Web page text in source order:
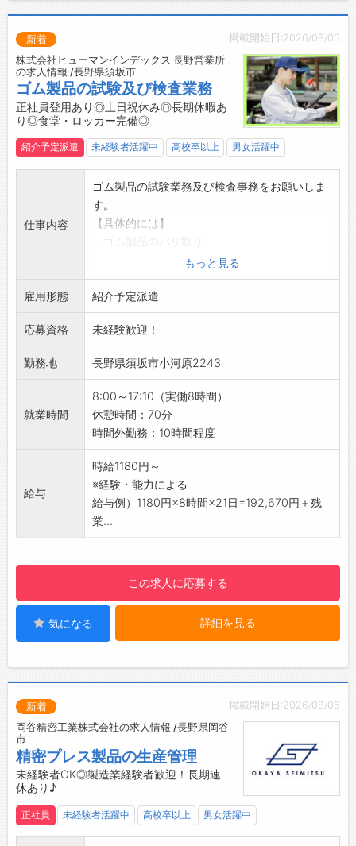
◎社員食堂の利用が可能！日替わりランチが食
☆
◆時間単位年休制度あり！
有給休暇は1時間分、2時間分と時間単位でも取
得できます◎
☆----------------------------------------
☆
勤務実績に応じて、給与前払いが可能です◎
簡単申請！簡単受取！日払い即日払い対応！
☆----------------------------------------
◆ご不明点はいつでもご相談ください！
登録はご自宅からお電話で可能です◎
☆----------------------------------------
◆職場見学可能！自分が働くイメージができま
す。
みなさまのご応募を心よりお待ちしております
＾＾
☆----------------------------------------
☆
掲載開始日:2026/08/05
新着
株式会社ヒューマンインデックス 長野営業所
の求人情報 /長野県須坂市
ゴム製品の試験及び検査業務
正社員登用あり◎土日祝休み◎長期休暇あ
り◎食堂・ロッカー完備◎
紹介予定派遣 未経験者活躍中 高校卒以上 男女活躍中
仕事内容
ゴム製品の試験業務及び検査事務をお願いしま
す。
【具体的には】
・試験器具にゴム製品をセット
・自動測定された結果をノートに記入
・試験結果をパソコンに打ち込む※立ち作業に
なります。
【研修制度・ステップアップ】
・最初の期間は、教育担当の方がしっかり教え
てくれます＾＾
【職場の雰囲気】
・とても温かい職場で、上司の方が定期的に面
談をしてくれます♪
【年間休日120日＆土日休み＆長期休暇あり♪】
・仕事とプライベートの両立がしやすく、充実
した休日を過ごすことができます◎
【社内設備】
・お弁当の注文ができるので、早起きしてお弁
当を作る時間が要りません＾＾
・上下制服、帽子着用で作業していただきます
新工場2026年5月完成！きれいな食堂や休憩ス
☆----------------------------------------
☆
◆給与前払い制度あり！
簡単申請！簡単受取！日払い即日払い対応！
☆----------------------------------------
もっと見る
雇用形態 紹介予定派遣
応募資格 未経験歓迎！
勤務地 長野県須坂市小河原2243
就業時間
8:00～17:10（実働8時間）
休憩時間：70分
時間外勤務：10時間程度
給与
時給1180円～
※経験・能力による
給与例）1180円×8時間×21日=192,670円＋残
業...
この求人に応募する
気になる 詳細を見る
掲載開始日:2026/08/05
新着
岡谷精密工業株式会社の求人情報 /長野県岡谷
市
精密プレス製品の生産管理
未経験者OK◎製造業経験者歓迎！長期連
休あり♪
正社員 未経験者活躍中 高校卒以上 男女活躍中